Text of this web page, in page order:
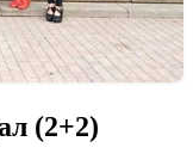
(2+2)